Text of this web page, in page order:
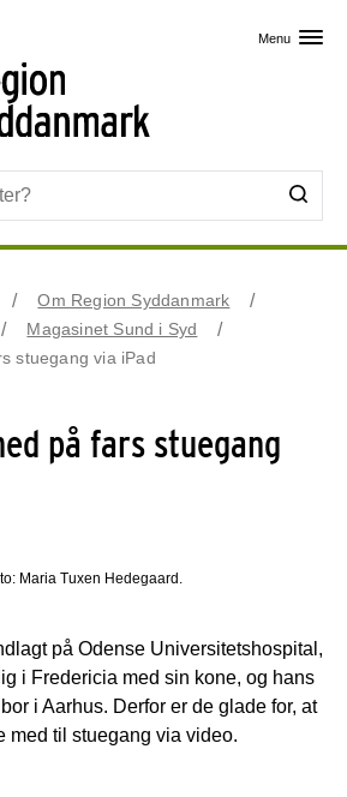
Menu
Om Region Syddanmark
Magasinet Sund i Syd
stuegang via iPad
på fars stuegang
Maria Tuxen Hedegaard.
på Odense Universitetshospital,
i Fredericia med sin kone, og hans
i Aarhus. Derfor er de glade for, at
med til stuegang via video.